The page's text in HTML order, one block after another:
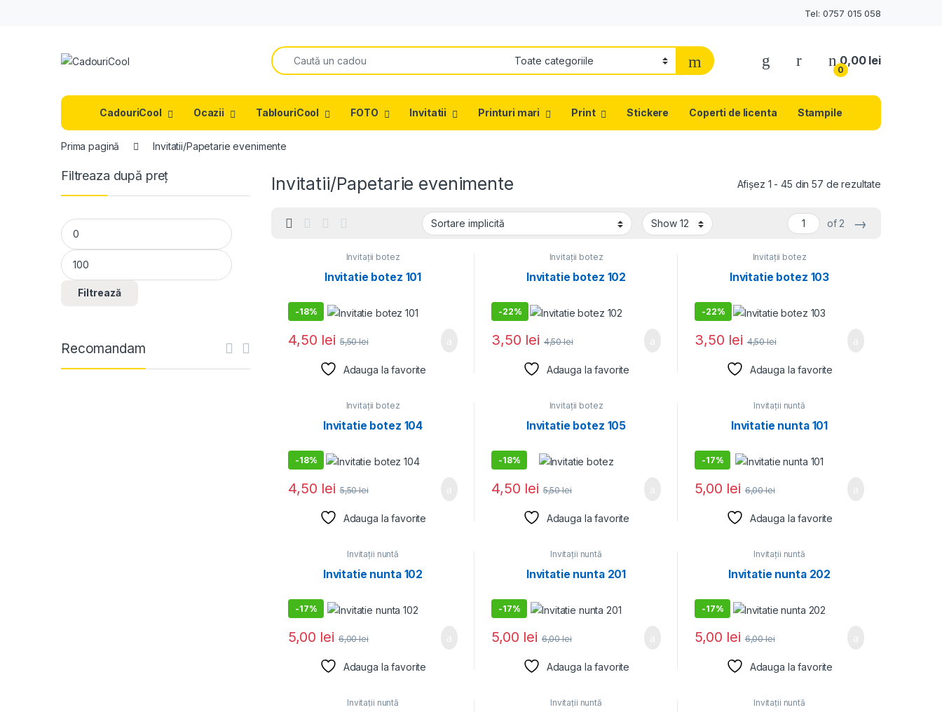
Tel: 0757 015 058
Search for:
0
0,00 lei
CadouriCool Ocazii TablouriCool FOTO Invitatii Printuri mari Print Stickere Coperti de licenta Stampile
Prima pagină Invitatii/Papetarie evenimente
Invitatii/Papetarie evenimente Afișez 1 - 45 din 57 de rezultate
of 2 →
Invitații botez
Invitatie botez 101
-18%
4,50 lei 5,50lei
Adauga la favorite
Invitații botez
Invitatie botez 102
-22%
3,50 lei 4,50lei
Adauga la favorite
Invitații botez
Invitatie botez 103
-22%
3,50 lei 4,50lei
Adauga la favorite
Invitații botez
Invitatie botez 104
-18%
4,50 lei 5,50lei
Adauga la favorite
Invitații botez
Invitatie botez 105
-18%
4,50 lei 5,50lei
Adauga la favorite
Invitații nuntă
Invitatie nunta 101
-17%
5,00 lei 6,00lei
Adauga la favorite
Invitații nuntă
Invitatie nunta 102
-17%
5,00 lei 6,00lei
Adauga la favorite
Invitații nuntă
Invitatie nunta 201
-17%
5,00 lei 6,00lei
Adauga la favorite
Invitații nuntă
Invitatie nunta 202
-17%
5,00 lei 6,00lei
Adauga la favorite
Invitații nuntă Invitații nuntă Invitații nuntă
Filtreaza după preț
Preț minim
Preț maxim
Filtrează
Recomandam